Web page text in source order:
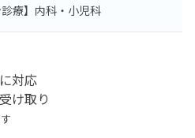
診療】内科・小児科
対応
け取り